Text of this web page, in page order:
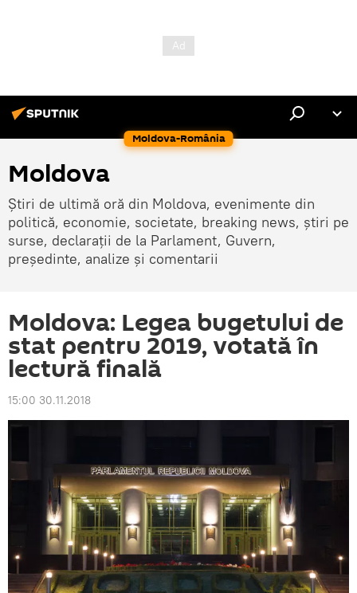
Moldova-România
Moldova
Știri de ultimă oră din Moldova, evenimente din
politică, economie, societate, breaking news, știri pe
surse, declarații de la Parlament, Guvern,
președinte, analize și comentarii
Moldova: Legea bugetului de
stat pentru 2019, votată în
lectură finală
15:00 30.11.2018